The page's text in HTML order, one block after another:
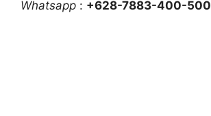
Whatsapp : +628-7883-400-500